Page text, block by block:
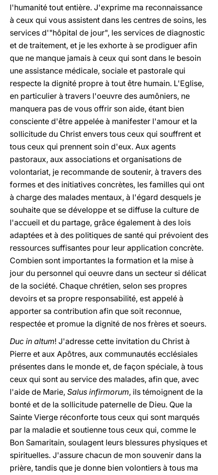
l'humanité tout entière. J'exprime ma reconnaissance
à ceux qui vous assistent dans les centres de soins, les
services d'"hôpital de jour", les services de diagnostic
et de traitement, et je les exhorte à se prodiguer afin
que ne manque jamais à ceux qui sont dans le besoin
une assistance médicale, sociale et pastorale qui
respecte la dignité propre à tout être humain. L'Eglise,
en particulier à travers l'oeuvre des aumôniers, ne
manquera pas de vous offrir son aide, étant bien
consciente d'être appelée à manifester l'amour et la
sollicitude du Christ envers tous ceux qui souffrent et
tous ceux qui prennent soin d'eux. Aux agents
pastoraux, aux associations et organisations de
volontariat, je recommande de soutenir, à travers des
formes et des initiatives concrètes, les familles qui ont
à charge des malades mentaux, à l'égard desquels je
souhaite que se développe et se diffuse la culture de
l'accueil et du partage, grâce également à des lois
adaptées et à des politiques de santé qui prévoient des
ressources suffisantes pour leur application concrète.
Combien sont importantes la formation et la mise à
jour du personnel qui oeuvre dans un secteur si délicat
de la société. Chaque chrétien, selon ses propres
devoirs et sa propre responsabilité, est appelé à
apporter sa contribution afin que soit reconnue,
respectée et promue la dignité de nos frères et soeurs.
Duc in altum! J'adresse cette invitation du Christ à
Pierre et aux Apôtres, aux communautés ecclésiales
présentes dans le monde et, de façon spéciale, à tous
ceux qui sont au service des malades, afin que, avec
l'aide de Marie, Salus infirmorum, ils témoignent de la
bonté et de la sollicitude paternelle de Dieu. Que la
Sainte Vierge réconforte tous ceux qui sont marqués
par la maladie et soutienne tous ceux qui, comme le
Bon Samaritain, soulagent leurs blessures physiques et
spirituelles. J'assure chacun de mon souvenir dans la
prière, tandis que je donne bien volontiers à tous ma